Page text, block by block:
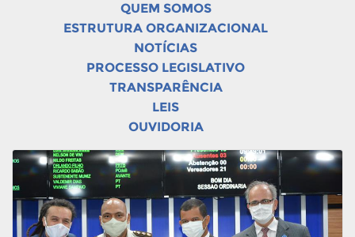
QUEM SOMOS
ESTRUTURA ORGANIZACIONAL
NOTÍCIAS
PROCESSO LEGISLATIVO
TRANSPARÊNCIA
LEIS
OUVIDORIA